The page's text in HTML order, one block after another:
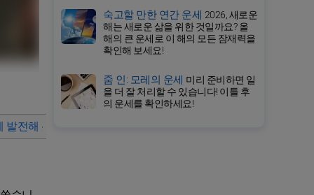
전해 왔나요?
숙고할 만한 연간 운세 2026, 새로운
해는 새로운 삶을 위한 것일까요? 올
해의 큰 운세로 이 해의 모든 잠재력을
확인해 보세요!
줌 인: 모레의 운세 미리 준비하면 일
을 더 잘 처리할 수 있습니다! 이틀 후
의 운세를 확인하세요!